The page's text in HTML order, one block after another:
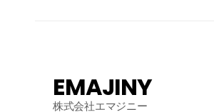
EMAJINY
株式会社エマジニー